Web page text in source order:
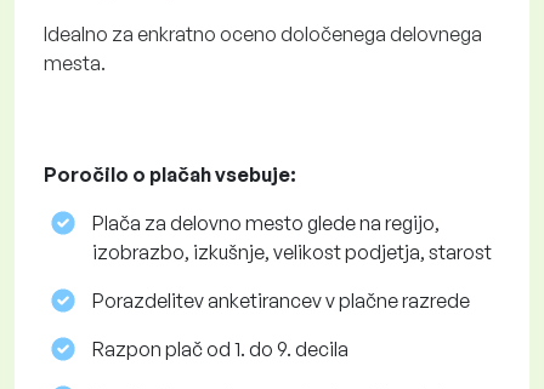
Idealno za enkratno oceno določenega delovnega
mesta.
Poročilo o plačah vsebuje:
Plača za delovno mesto glede na regijo,
izobrazbo, izkušnje, velikost podjetja, starost
Porazdelitev anketirancev v plačne razrede
Razpon plač od 1. do 9. decila